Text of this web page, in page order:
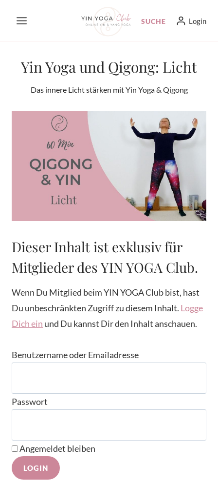
Inhalt
SUCHE Login
Yin Yoga und Qigong: Licht
Das innere Licht stärken mit Yin Yoga & Qigong
Dieser Inhalt ist exklusiv für
Mitglieder des YIN YOGA Club.
Wenn Du Mitglied beim YIN YOGA Club bist, hast
Du unbeschränkten Zugriff zu diesem Inhalt. Logge
Dich ein und Du kannst Dir den Inhalt anschauen.
Benutzername oder Emailadresse
Passwort
Angemeldet bleiben